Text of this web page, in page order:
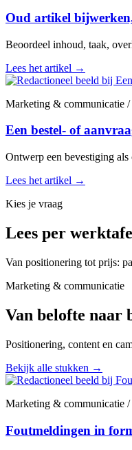
Oud artikel
Beoordeel inhoud, taak,
Lees het artikel →
Marketing & communicatie /
Een bestel- of
Ontwerp een bevestiging als
Lees het artikel →
Kies je vraag
Lees per
Van positionering tot prijs:
Marketing & communicatie
Van belofte naar
Positionering, content en
Bekijk alle stukken →
Marketing & communicatie /
Foutmeldingen in